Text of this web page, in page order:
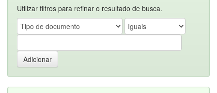
Utilizar filtros para refinar o resultado de busca.